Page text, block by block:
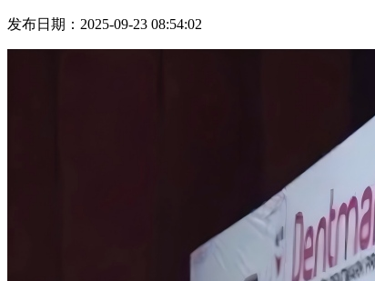
发布日期：2025-09-23 08:54:02